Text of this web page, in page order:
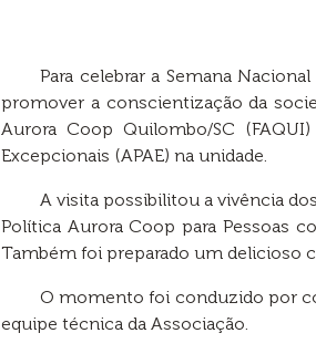
Para celebrar a Semana
promover a conscientização da
Aurora Coop Quilombo/SC
Excepcionais (APAE) na unidade.
A visita possibilitou a vivência
Política Aurora Coop para Pessoas
Também foi preparado um delicioso
O momento foi conduzido por
equipe técnica da Associação.